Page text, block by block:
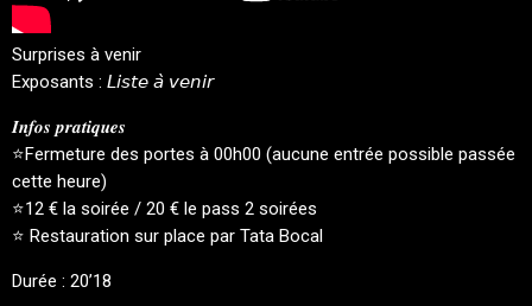
Surprises à venir
Exposants : 𝘓𝘪𝘴𝘵𝘦 𝘢̀ 𝘷𝘦𝘯𝘪𝘳
𝑰𝒏𝒇𝒐𝒔 𝒑𝒓𝒂𝒕𝒊𝒒𝒖𝒆𝒔
⭐Fermeture des portes à 00h00 (aucune entrée possible passée
cette heure)
⭐12 € la soirée / 20 € le pass 2 soirées
⭐ Restauration sur place par Tata Bocal
Durée : 20’18